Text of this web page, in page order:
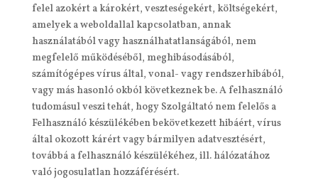
felel azokért a károkért, veszteségekért, költségekért,
amelyek a weboldallal kapcsolatban, annak
használatából vagy használhatatlanságából, nem
megfelelő működéséből, meghibásodásából,
számítógépes vírus által, vonal- vagy rendszerhibából,
vagy más hasonló okból következnek be. A felhasználó
tudomásul veszi tehát, hogy Szolgáltató nem felelős a
Felhasználó készülékében bekövetkezett hibáért, vírus
által okozott kárért vagy bármilyen adatvesztésért,
továbbá a felhasználó készülékéhez, ill. hálózatához
való jogosulatlan hozzáférésért.